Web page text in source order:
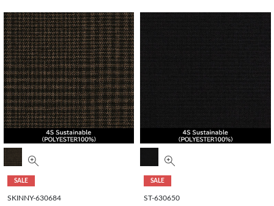
SALE
SKINNY-630684
SALE
ST-630650